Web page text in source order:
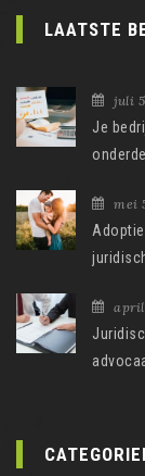
LAATSTE
juli
Je
mei
april